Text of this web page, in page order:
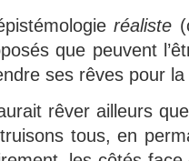
réaliste
que peuvent
ses rêves pour
rêver ailleurs
tous, en